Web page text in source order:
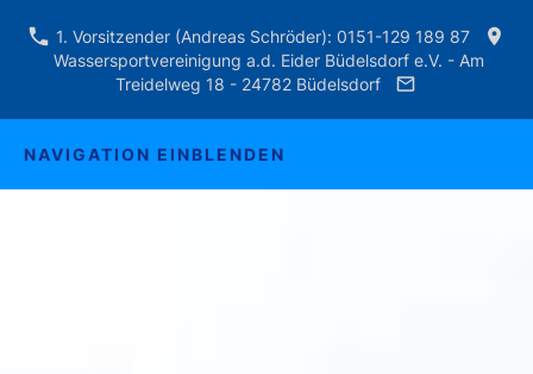
1. Vorsitzender (Andreas Schröder): 0151-129 189 87
Wassersportvereinigung a.d. Eider Büdelsdorf e.V. - Am
Treidelweg 18 - 24782 Büdelsdorf
NAVIGATION EINBLENDEN